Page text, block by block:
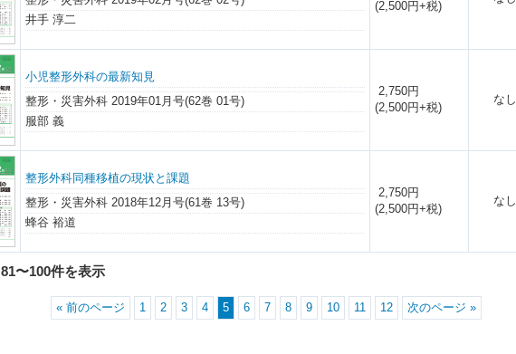
井手 淳二
(2,500円+税)
小児整形外科の最新知見
整形・災害外科 2019年01月号(62巻 01号)
服部 義
2,750円
(2,500円+税)
なし
整形外科同種移植の現状と課題
整形・災害外科 2018年12月号(61巻 13号)
蜂谷 裕道
2,750円
(2,500円+税)
なし
81〜100件を表示
« 前のページ 1 2 3 4 5 6 7 8 9 10 11 12 次のページ »